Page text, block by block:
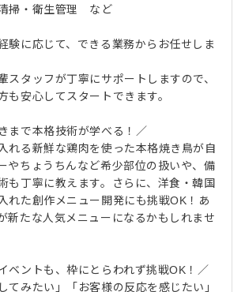
掃・衛生管理 など
験に応じて、できる業務からお任せしま
スタッフが丁寧にサポートしますので、
も安心してスタートできます。
まで本格技術が学べる！／
れる新鮮な鶏肉を使った本格焼き鳥が自
やちょうちんなど希少部位の扱いや、備
も丁寧に教えます。さらに、洋食・韓国
れた創作メニュー開発にも挑戦OK！あ
新たな人気メニューになるかもしれませ
ベントも、枠にとらわれず挑戦OK！／
てみたい」「お客様の反応を感じたい」